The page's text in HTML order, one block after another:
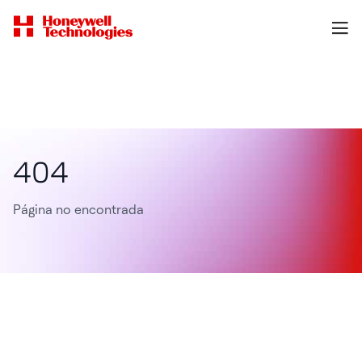
404
Página no encontrada